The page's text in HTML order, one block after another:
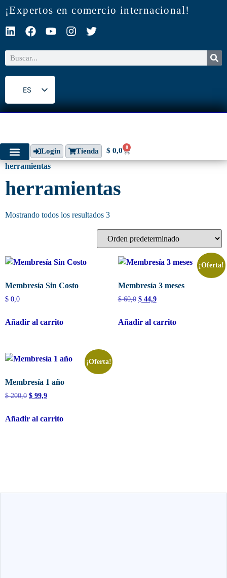
¡Expertos en comercio internacional!
ES
EN
Login Tienda $ 0,0 0
herramientas
herramientas
Mostrando todos los resultados 3
Membresía Sin Costo
$ 0,0
Añadir al carrito
¡Oferta!
Membresía 3 meses
$60,0 $44,9
Añadir al carrito
¡Oferta!
Membresía 1 año
$200,0 $ 99,9
Añadir al carrito